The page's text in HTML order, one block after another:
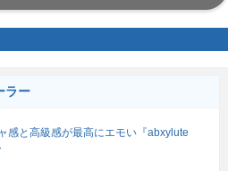
ラー
感と高級感が最高にエモい『abxylute